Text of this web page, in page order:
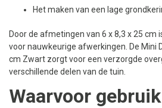
Het maken van een lage
Door de afmetingen van 6 x 8,3 x 25 cm
voor nauwkeurige afwerkingen. De Mini
cm Zwart zorgt voor een verzorgde
verschillende delen van de tuin.
Waarvoor